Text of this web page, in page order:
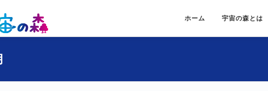
ホーム 宇宙の森とは